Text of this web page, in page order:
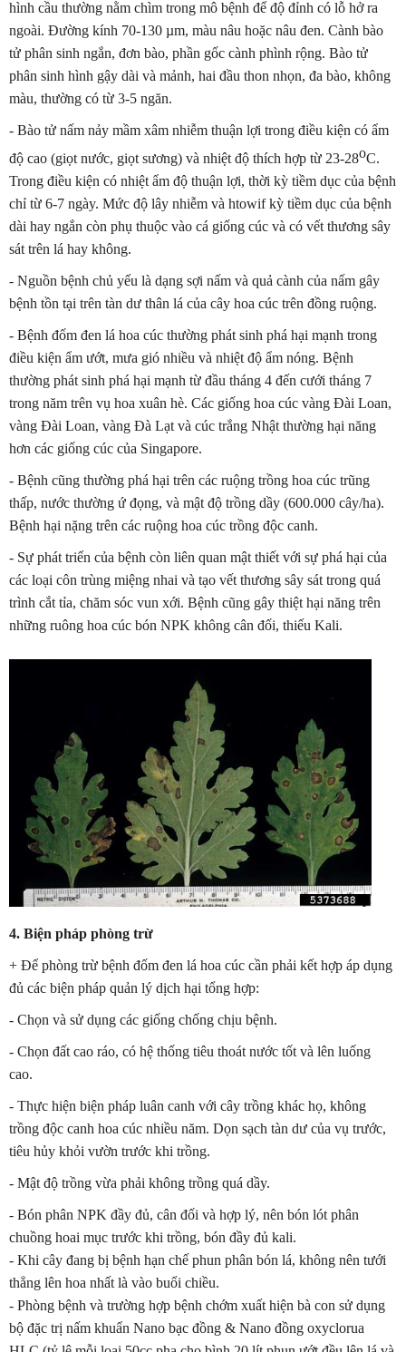
hình cầu thường nằm chìm trong mô bệnh để độ đỉnh có lỗ hở ra
ngoài. Đường kính 70-130 µm, màu nâu hoặc nâu đen. Cành bào
tử phân sinh ngắn, đơn bào, phần gốc cành phình rộng. Bào tử
phân sinh hình gậy dài và mảnh, hai đầu thon nhọn, đa bào, không
màu, thường có từ 3-5 ngăn.
- Bào tử nấm nảy mầm xâm nhiễm thuận lợi trong điều kiện có ẩm
độ cao (giọt nước, giọt sương) và nhiệt độ thích hợp từ 23-28oC.
Trong điều kiện có nhiệt ẩm độ thuận lợi, thời kỳ tiềm dục của bệnh
chỉ từ 6-7 ngày. Mức độ lây nhiễm và htowif kỳ tiềm dục của bệnh
dài hay ngắn còn phụ thuộc vào cá giống cúc và có vết thương sây
sát trên lá hay không.
- Nguồn bệnh chủ yếu là dạng sợi nấm và quả cành của nấm gây
bệnh tồn tại trên tàn dư thân lá của cây hoa cúc trên đồng ruộng.
- Bệnh đốm đen lá hoa cúc thường phát sinh phá hại mạnh trong
điều kiện ẩm ướt, mưa gió nhiều và nhiệt độ ẩm nóng. Bệnh
thường phát sinh phá hại mạnh từ đầu tháng 4 đến cưới tháng 7
trong năm trên vụ hoa xuân hè. Các giống hoa cúc vàng Đài Loan,
vàng Đài Loan, vàng Đà Lạt và cúc trắng Nhật thường hại năng
hơn các giống cúc của Singapore.
- Bệnh cũng thường phá hại trên các ruộng trồng hoa cúc trũng
thấp, nước thường ứ đọng, và mật độ trồng dầy (600.000 cây/ha).
Bệnh hại nặng trên các ruộng hoa cúc trồng độc canh.
- Sự phát triển của bệnh còn liên quan mật thiết với sự phá hại của
các loại côn trùng miệng nhai và tạo vết thương sây sát trong quá
trình cắt tỉa, chăm sóc vun xới. Bệnh cũng gây thiệt hại năng trên
những ruông hoa cúc bón NPK không cân đối, thiếu Kali.
4. Biện pháp phòng trừ
+ Để phòng trừ bệnh đốm đen lá hoa cúc cần phải kết hợp áp dụng
đủ các biện pháp quản lý dịch hại tổng hợp:
- Chọn và sử dụng các giống chống chịu bệnh.
- Chọn đất cao ráo, có hệ thống tiêu thoát nước tốt và lên luống
cao.
- Thực hiện biện pháp luân canh với cây trồng khác họ, không
trồng độc canh hoa cúc nhiều năm. Dọn sạch tàn dư của vụ trước,
tiêu hủy khỏi vườn trước khi trồng.
- Mật độ trồng vừa phải không trồng quá dầy.
- Bón phân NPK đầy đủ, cân đối và hợp lý, nên bón lót phân
chuồng hoai mục trước khi trồng, bón đầy đủ kali.
- Khi cây đang bị bệnh hạn chế phun phân bón lá, không nên tưới
thẳng lên hoa nhất là vào buổi chiều.
- Phòng bệnh và trường hợp bệnh chớm xuất hiện bà con sử dụng
bộ đặc trị nấm khuẩn Nano bạc đồng & Nano đồng oxyclorua